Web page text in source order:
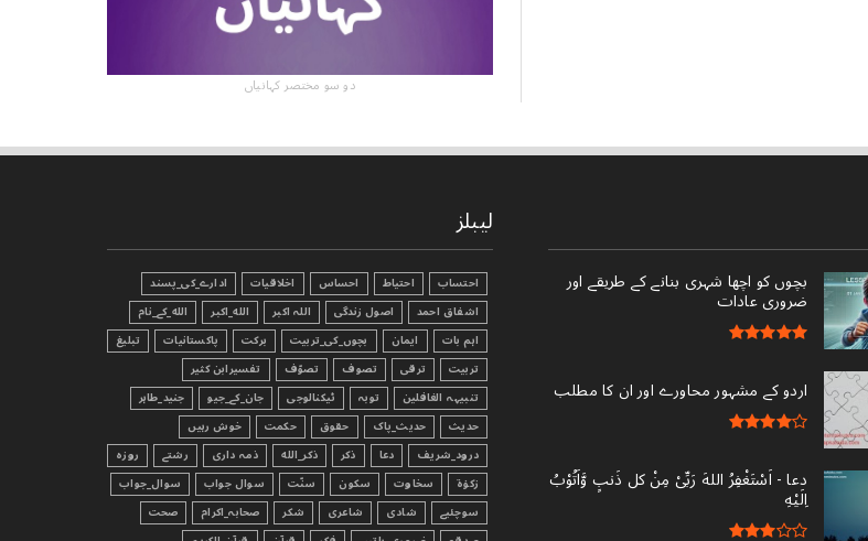
دو سو مختصر کہانیاں
بچوں کو اچھا شہری بنانے کے طریقے اور
ضروری عادات
اردو کے مشہور محاورے اور ان کا مطلب
دعا - ‎اَسْتَغْفِرُ اللهَ رَبِّىْ مِنْ کل ذَنبٍ وَّاَتُوْبُ
اِلَيْهِ
لیبلز
احتساب احتیاط احساس اخلاقیات
ادارے_کی_پسند
اشفاق احمد
اصول زندگی اللہ اکبر الله_اکبر
الله_کے_نام
اہم بات
ایمان بچوں_کی_تربیت برکت پاکستانیات
تبليغ
تربیت
ترقی تصوف تصوّف
تفسیرابن کثیر
تنبیہہ الغافلین
توبہ ٹیکنالوجی جان_کے_جیو
جنید_طاہر
حدیث
حدیث_پاک حقوق حکمت
خوش رہیں
درود_شریف
دعا ذکر ذکر_الله ذمہ داری رشتے
روزہ
زکوٰۃ
سخاوت سکون سنّت سوال جواب
سوال_جواب
سوچئیے
شادی شاعری شکر صحابہ_اکرام
صحت